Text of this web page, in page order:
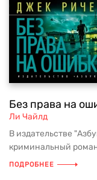
Без права на
Ли Чайлд
В издательстве
криминальный
ПОДРОБНЕЕ